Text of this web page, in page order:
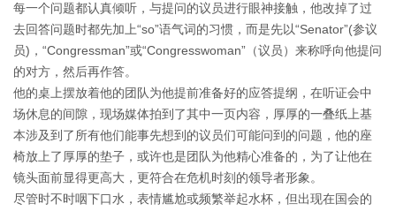
每一个问题都认真倾听，与提问的议员进行眼神接触，他改掉了过
去回答问题时都先加上“so”语气词的习惯，而是先以“Senator”(参议
员)，“Congressman”或“Congresswoman”（议员）来称呼向他提问
的对方，然后再作答。
他的桌上摆放着他的团队为他提前准备好的应答提纲，在听证会中
场休息的间隙，现场媒体拍到了其中一页内容，厚厚的一叠纸上基
本涉及到了所有他们能事先想到的议员们可能问到的问题，他的座
椅放上了厚厚的垫子，或许也是团队为他精心准备的，为了让他在
镜头面前显得更高大，更符合在危机时刻的领导者形象。
尽管时不时咽下口水，表情尴尬或频繁举起水杯，但出现在国会的